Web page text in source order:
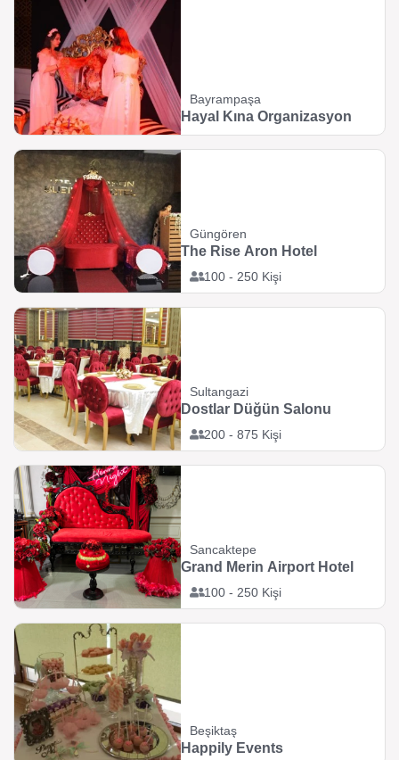
Bayrampaşa
Hayal Kına Organizasyon
Güngören
100 - 250 Kişi
The Rise Aron Hotel
Sultangazi
200 - 875 Kişi
Dostlar Düğün Salonu
Sancaktepe
100 - 250 Kişi
Grand Merin Airport Hotel
Beşiktaş
Happily Events